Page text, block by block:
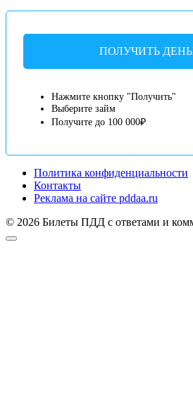
ПОЛУЧИТЬ
Нажмите кнопку "Получить"
Выберите займ
Получите до 100 000₽
Политика конфиденциальности
Контакты
Реклама на сайте pddaa.ru
© 2026 Билеты ПДД с ответами и